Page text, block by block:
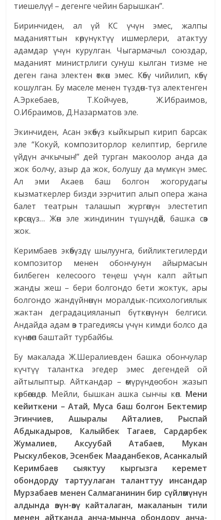
тиешелүү! – дегенге чейин барышкан”.
Биринчиден, ал үй КС үчүн эмес, жалпы
маданияттын көрүнүктүү ишмерлери, атактуу
адамдар үчүн курулган. Чыгармачыл союздар,
маданият министрлиги сунуш кылган тизме не
деген гана электен өткөн эмес. Көбү чийилип, көбү
кошулган. Бу маселе менен түздөн-түз алектенген
А.Эркебаев, Т.Койчуев, Ж.Ибраимов,
О.Ибраимов, Д.Назарматов эле.
Экинчиден, Асан экөөбүз кыйкырып кирип барсак
эле “Кокуй, композиторлор келиптир, бергиле
үйдүн ачкычын!” дей турган макоолор анда да
жок болчу, азыр да жок, болушу да мүмкүн эмес.
Ал эми Акаев баш болгон жогорудагы
кызматкерлер бизди ээрчитип алып опера жана
балет театрын талашып жүргөнүн элестетип
көрсөңүз… Жөн эле жиндинин түшүндөй, башка сөз
жок.
Керимбаев экөөбүздү шылуунга, бийликтегилерди
композитор менен обончунун айырмасын
билбеген келесоого теңеш үчүн калп айтып
жанды жеш – бери болгондо бети жоктук, ары
болгондо жандүйнөнүн моралдык-психологиялык
жактан деградацияланып бүткөнүнүн белгиси.
Андайда адам өз трагедиясы үчүн кимди болсо да
күнөөлөп баштайт турбайбы.
Бу макалада Ж.Шералиевден башка обончулар
күчтүү талантка эгедер эмес дегендей ой
айтылыптыр. Айткандар – өмүрүндө обон жазып
көрбөгөндөр. Мейли, бышкан ашка сынчы көп. Мени
кейиткени – Атай, Муса баш болгон Бектемир
Эгинчиев, Ашыралы Айталиев, Рыспай
Абдыкадыров, Калыйбек Тагаев, Сардарбек
Жумалиев, Аксуубай Атабаев, Мукан
Рыскулбеков, Эсенбек Мааданбеков, Асанкалый
Керимбаев сыяктуу кыргызга керемет
обондорду тартуулаган таланттуу инсандар
Мурзабаев менен Салмаганинин бир сүйлөмүнүн
алдында өзүн-өзү кайталаган, макаланын тили
менен айтканда анча-мынча обондору анча-